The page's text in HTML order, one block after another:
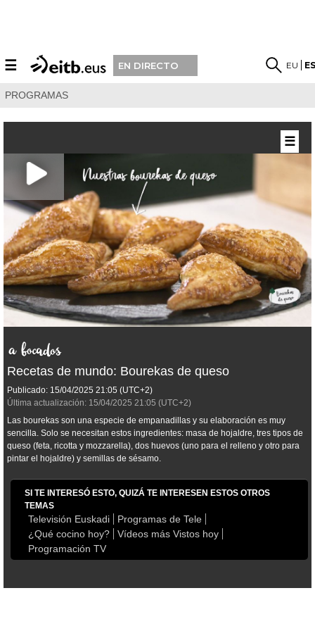
☰ EN DIRECTO EU
PROGRAMAS
Recetas de mundo: Bourekas de queso
Publicado: 15/04/2025 21:05 (UTC+2)
Última actualización: 15/04/2025 21:05 (UTC+2)
Las bourekas son una especie de empanadillas y su elaboración es muy
sencilla. Solo se necesitan estos ingredientes: masa de hojaldre, tres tipos de
queso (feta, ricotta y mozzarella), dos huevos (uno para el relleno y otro para
pintar el hojaldre) y semillas de sésamo.
SI TE INTERESÓ ESTO, QUIZÁ TE INTERESEN ESTOS OTROS
TEMAS
Televisión Euskadi
Programas de Tele
¿Qué cocino hoy?
Vídeos más Vistos hoy
Programación TV
☰